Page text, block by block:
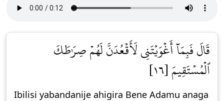
قَالَ فَبِمَآ أَغۡوَيۡتَنِي لَأَقۡعُدَنَّ لَهُمۡ صِرَٰطَكَ
ٱلۡمُسۡتَقِيمَ [١٦]
Ibilisi yabandanije ahigira Bene Adamu anaga